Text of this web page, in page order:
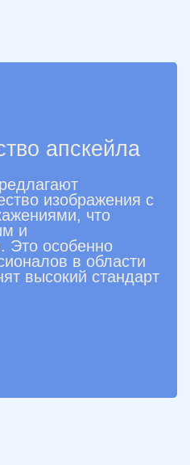
апскейла
изображения с
что
и
Это особенно
в области
высокий стандарт